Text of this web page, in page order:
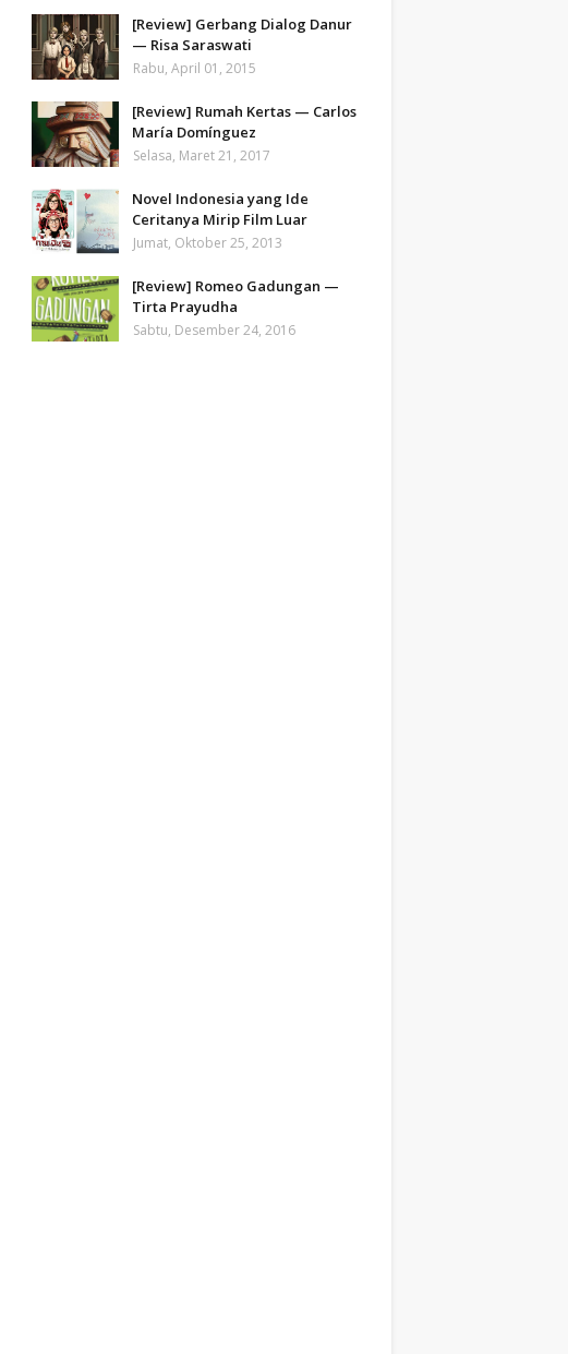
[Review] Gerbang Dialog Danur
— Risa Saraswati
Rabu, April 01, 2015
[Review] Rumah Kertas — Carlos
María Domínguez
Selasa, Maret 21, 2017
Novel Indonesia yang Ide
Ceritanya Mirip Film Luar
Jumat, Oktober 25, 2013
[Review] Romeo Gadungan —
Tirta Prayudha
Sabtu, Desember 24, 2016